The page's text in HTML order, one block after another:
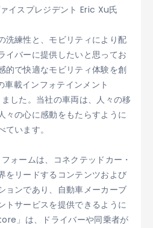
イスプレジデント Eric Xu氏
洗練性と、モビリティにより配
イバーに提供したいと思ってお
的で快適なモビリティ体験を創
車載インフォテインメント
した。当社の車両は、人々の移
々の心に感動をもたらすように
います。
ォームは、コネクテッドカー・
をリードするコンテンツおよび
ョンであり、自動車メーカーブ
トサービスを提供できるように
」は、ドライバーや同乗者が